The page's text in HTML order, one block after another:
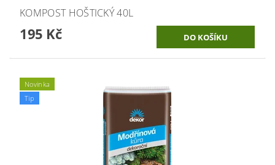
KOMPOST HOŠTICKÝ 40L
195 Kč
Novinka
Tip